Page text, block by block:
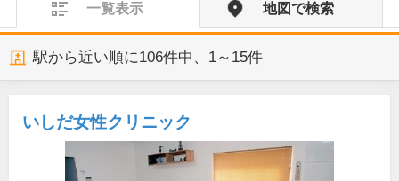
一覧表示 地図で検索
駅から近い順に106件中、 1～15件
いしだ女性クリニック